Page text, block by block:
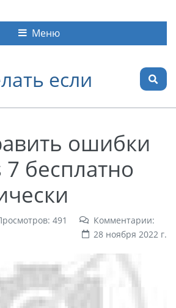
если
Меню
ошибки
бесплатно
491
Комментарии:
28 ноября 2022 г.